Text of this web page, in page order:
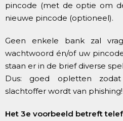
pincode (met de optie om
nieuwe pincode (optioneel).
Geen enkele bank zal
wachtwoord én/of uw
staan er in de brief diverse
Dus: goed opletten
slachtoffer wordt van phishing!
Het 3e voorbeeld betreft